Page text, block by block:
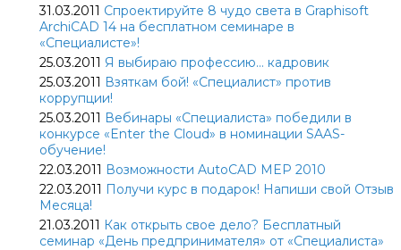
31.03.2011 Спроектируйте 8 чудо света в Graphisoft
ArchiCAD 14 на бесплатном семинаре в
«Специалисте»!
25.03.2011 Я выбираю профессию… кадровик
25.03.2011 Взяткам бой! «Специалист» против
коррупции!
25.03.2011 Вебинары «Специалиста» победили в
конкурсе «Enter the Cloud» в номинации SAAS-
обучение!
22.03.2011 Возможности AutoCAD MEP 2010
22.03.2011 Получи курс в подарок! Напиши свой Отзыв
Месяца!
21.03.2011 Как открыть свое дело? Бесплатный
семинар «День предпринимателя» от «Специалиста»